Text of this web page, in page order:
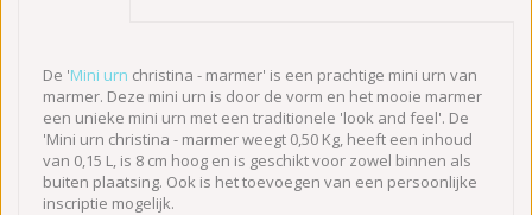
De 'Mini urn christina - marmer' is een prachtige mini urn van
marmer. Deze mini urn is door de vorm en het mooie marmer
een unieke mini urn met een traditionele 'look and feel'. De
'Mini urn christina - marmer weegt 0,50 Kg, heeft een inhoud
van 0,15 L, is 8 cm hoog en is geschikt voor zowel binnen als
buiten plaatsing. Ook is het toevoegen van een persoonlijke
inscriptie mogelijk.